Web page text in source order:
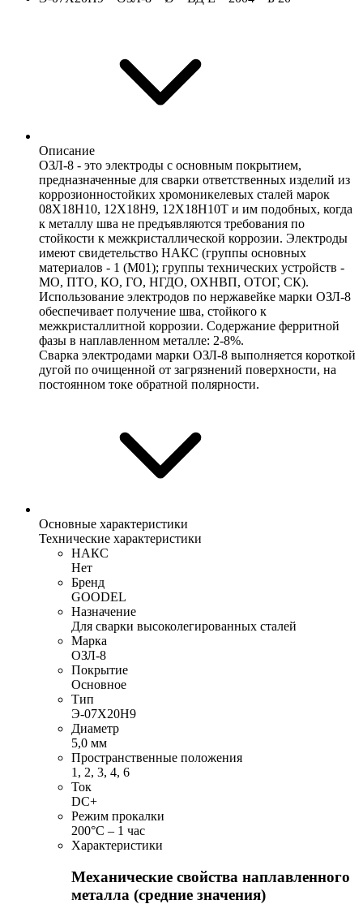
Описание
ОЗЛ-8 - это электроды с основным покрытием,
предназначенные для сварки ответственных изделий из
коррозионностойких хромоникелевых сталей марок
08Х18Н10, 12Х18Н9, 12Х18Н10Т и им подобных, когда
к металлу шва не предъявляются требования по
стойкости к межкристаллической коррозии. Электроды
имеют свидетельство НАКС (группы основных
материалов - 1 (М01); группы технических устройств -
МО, ПТО, КО, ГО, НГДО, ОХНВП, ОТОГ, СК).
Использование электродов по нержавейке марки ОЗЛ-8
обеспечивает получение шва, стойкого к
межкристаллитной коррозии. Содержание ферритной
фазы в наплавленном металле: 2-8%.
Сварка электродами марки ОЗЛ-8 выполняется короткой
дугой по очищенной от загрязнений поверхности, на
постоянном токе обратной полярности.
Основные характеристики
Технические характеристики
НАКС
Нет
Бренд
GOODEL
Назначение
Для сварки высоколегированных сталей
Марка
ОЗЛ-8
Покрытие
Основное
Тип
Э-07Х20Н9
Диаметр
5,0 мм
Пространственные положения
1, 2, 3, 4, 6
Ток
DC+
Режим прокалки
200°С – 1 час
Характеристики
Механические свойства наплавленного
металла (средние значения)